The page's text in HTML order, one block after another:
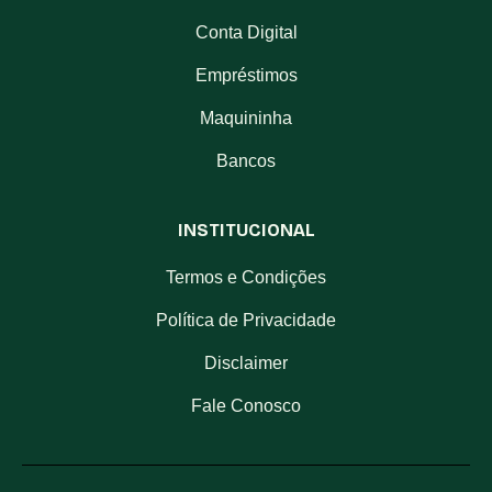
Conta Digital
Empréstimos
Maquininha
Bancos
INSTITUCIONAL
Termos e Condições
Política de Privacidade
Disclaimer
Fale Conosco